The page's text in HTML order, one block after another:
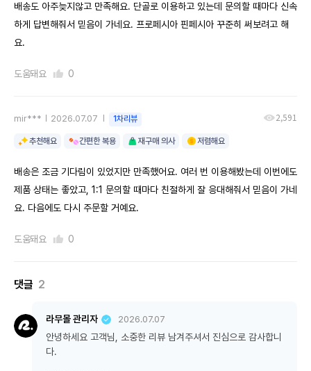
배송도 아주늦지않고 만족해요. 단골로 이용하고 있는데 문의할 때마다 신속
하게 답변해줘서 믿음이 가네요. 프로페시아 핀페시아 꾸준히 써보려고 해
요.
도움돼요 0
mir*** 2026.07.07 1차리뷰 2,591
추천해요 간편한 복용 재구매 의사 저렴해요
배송은 조금 기다림이 있었지만 만족했어요. 여러 번 이용해봤는데 이번에도
제품 상태는 좋았고, 1:1 문의할 때마다 친절하게 잘 응대해줘서 믿음이 가네
요. 다음에도 다시 주문할 거예요.
도움돼요 0
댓글 2
라무몰 관리자 2026.07.07
안녕하세요 고객님, 소중한 리뷰 남겨주셔서 진심으로 감사합니
다.